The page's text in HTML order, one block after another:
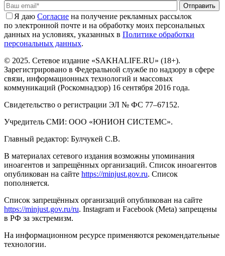
Отправить
Я даю Cогласие на получение рекламных рассылок
по электронной почте и на обработку моих персональных
данных на условиях, указанных в Политике обработки
персональных данных.
© 2025. Сетевое издание «SAKHALIFE.RU» (18+).
Зарегистрировано в Федеральной службе по надзору в сфере
связи, информационных технологий и массовых
коммуникаций (Роскомнадзор) 16 сентября 2016 года.
Свидетельство о регистрации ЭЛ № ФС 77–67152.
Учредитель СМИ: ООО «ЮНИОН СИСТЕМС».
Главный редактор: Булчукей С.В.
В материалах сетевого издания возможны упоминания
иноагентов и запрещённых организаций. Список иноагентов
опубликован на сайте https://minjust.gov.ru. Список
пополняется.
Список запрещённых организаций опубликован на сайте
https://minjust.gov.ru/ru. Instagram и Facebook (Metа) запрещены
в РФ за экстремизм.
На информационном ресурсе применяются рекомендательные
технологии.